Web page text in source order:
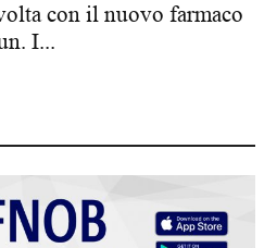
con il nuovo farmaco
I...